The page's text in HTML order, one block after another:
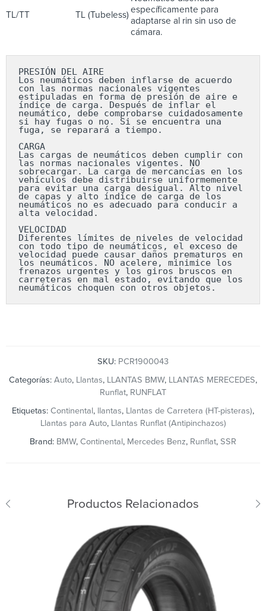
TL/TT TL (Tubeless)específicamente para
adaptarse al rin sin uso de
cámara.
PRESIÓN DEL AIRE
Los neumáticos deben inflarse de acuerdo
con las normas nacionales vigentes
estipuladas en forma de presión de aire e
índice de carga. Después de inflar el
neumático, debe comprobarse cuidadosamente
si hay fugas o no. Si se encuentra una
fuga, se reparará a tiempo.
CARGA
Las cargas de neumáticos deben cumplir con
las normas nacionales vigentes. NO
sobrecargar. La carga de mercancías en los
vehículos debe distribuirse uniformemente
para evitar una carga desigual. Alto nivel
de capas y alto índice de carga de los
neumáticos no es adecuado para conducir a
alta velocidad.
VELOCIDAD
Diferentes límites de niveles de velocidad
con todo tipo de neumáticos, el exceso de
velocidad puede causar daños prematuros en
los neumáticos. NO acelere, minimice los
frenazos urgentes y los giros bruscos en
carreteras en mal estado, evitando que los
neumáticos choquen con otros objetos.
SKU: PCR1900043
Categorías: Auto, Llantas, LLANTAS BMW, LLANTAS MERECEDES,
Runflat, RUNFLAT
Etiquetas: Continental, llantas, Llantas de Carretera (HT-pisteras),
Llantas para Auto, Llantas Runflat (Antipinchazos)
Brand: BMW, Continental, Mercedes Benz, Runflat, SSR
Productos Relacionados